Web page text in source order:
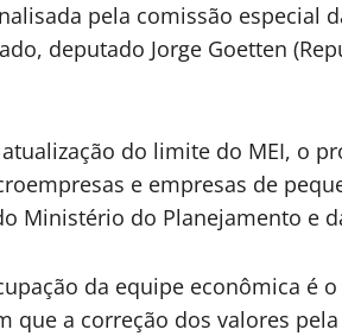
pela comissão especial
deputado Jorge Goetten
do limite do MEI, o
e empresas de
Ministério do Planejamento e
da equipe econômica é
que a correção dos valores